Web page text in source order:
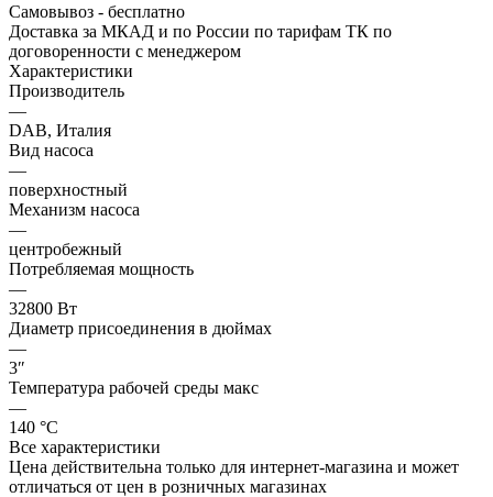
Самовывоз - бесплатно
Доставка за МКАД и по России по тарифам ТК по
договоренности с менеджером
Характеристики
Производитель
—
DAB, Италия
Вид насоса
—
поверхностный
Механизм насоса
—
центробежный
Потребляемая мощность
—
32800 Вт
Диаметр присоединения в дюймах
—
3″
Температура рабочей среды макс
—
140 °С
Все характеристики
Цена действительна только для интернет-магазина и может
отличаться от цен в розничных магазинах